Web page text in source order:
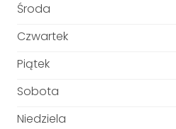
Środa
Czwartek
Piątek
Sobota
Niedziela